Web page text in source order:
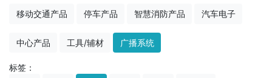
移动交通产品 停车产品 智慧消防产品 汽车电子
中心产品 工具/辅材 广播系统
标签：